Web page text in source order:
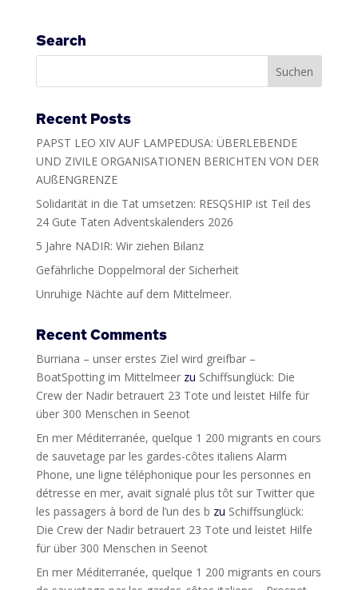
Search
Recent Posts
PAPST LEO XIV AUF LAMPEDUSA: ÜBERLEBENDE
UND ZIVILE ORGANISATIONEN BERICHTEN VON DER
AUßENGRENZE
Solidarität in die Tat umsetzen: RESQSHIP ist Teil des
24 Gute Taten Adventskalenders 2026
5 Jahre NADIR: Wir ziehen Bilanz
Gefährliche Doppelmoral der Sicherheit
Unruhige Nächte auf dem Mittelmeer.
Recent Comments
Burriana – unser erstes Ziel wird greifbar –
BoatSpotting im Mittelmeerzu Schiffsunglück: Die
Crew der Nadir betrauert 23 Tote und leistet Hilfe für
über 300 Menschen in Seenot
En mer Méditerranée, quelque 1 200 migrants en cours
de sauvetage par les gardes-côtes italiens Alarm
Phone, une ligne téléphonique pour les personnes en
détresse en mer, avait signalé plus tôt sur Twitter que
les passagers à bord de l’un des b zu Schiffsunglück:
Die Crew der Nadir betrauert 23 Tote und leistet Hilfe
für über 300 Menschen in Seenot
En mer Méditerranée, quelque 1 200 migrants en cours